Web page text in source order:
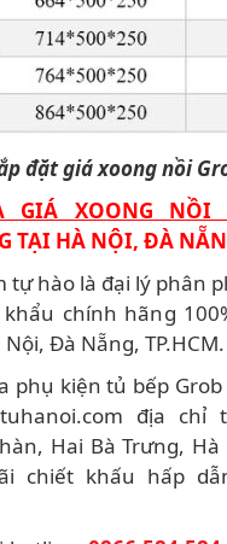
đặt giá xoong nồi
XOONG NỒI
TẠI HÀ NỘI, ĐÀ
tự hào là đại lý phân
chính hãng
Đà Nẵng, TP.HCM.
phụ kiện tủ bếp
địa chỉ
Hai Bà Trưng,
chiết khấu hấp